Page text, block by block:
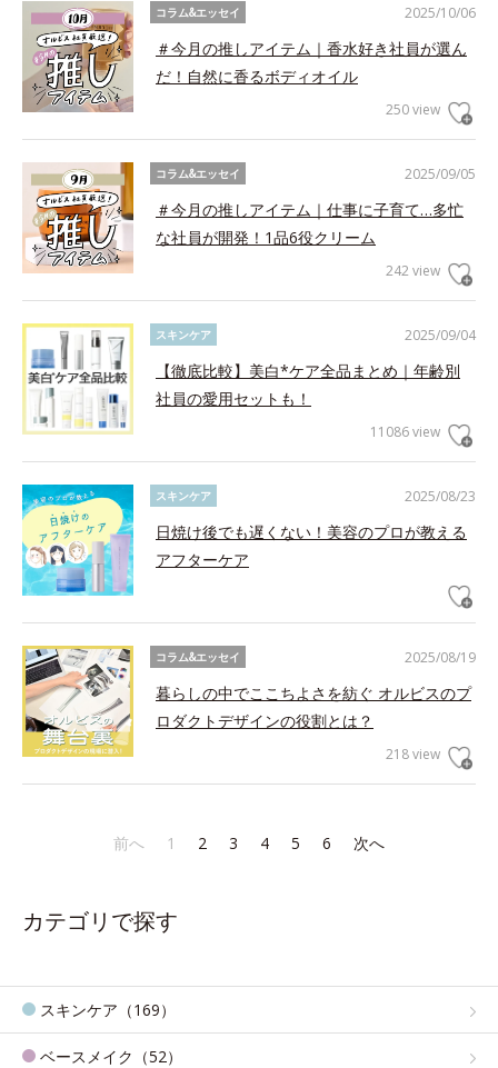
2025/10/06
コラム&エッセイ
＃今月の推しアイテム｜香水好き社員が選ん
だ！自然に香るボディオイル
250 view
2025/09/05
コラム&エッセイ
＃今月の推しアイテム｜仕事に子育て…多忙
な社員が開発！1品6役クリーム
242 view
2025/09/04
スキンケア
【徹底比較】美白*ケア全品まとめ｜年齢別
社員の愛用セットも！
11086 view
2025/08/23
スキンケア
日焼け後でも遅くない！美容のプロが教える
アフターケア
2025/08/19
コラム&エッセイ
暮らしの中でここちよさを紡ぐ オルビスのプ
ロダクトデザインの役割とは？
218 view
前へ 1 2 3 4 5 6 次へ
カテゴリで探す
スキンケア（169）
ベースメイク（52）